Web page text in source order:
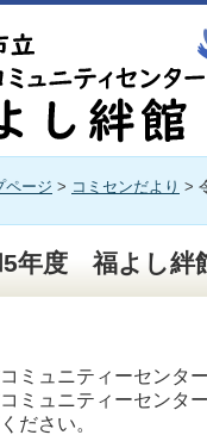
ページ > コミセンだより >
5年度 福よし絆
ミュニティーセンタ
ミュニティーセンタ
ださい。